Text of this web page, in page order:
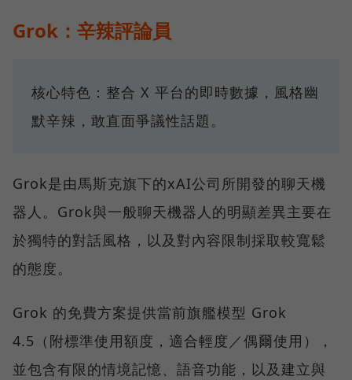
Grok：辛辣評論員
核心特色：整合 X 平台的即時數據，風格幽
默辛辣，敢直面爭議性話題。
Grok是由馬斯克旗下的xAI公司所開發的聊天機
器人。Grok與一般聊天機器人的明顯差異主要在
於獨特的對話風格，以及對內容限制採取較寬鬆
的態度。
Grok 的免費方案提供當前旗艦模型 Grok
4.5（附標準使用額度，適合輕度／偶爾使用），
並包含有限的情境記憶、語音功能，以及建立與